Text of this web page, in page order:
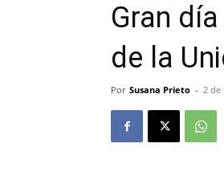
Gran
de la
Por Susana Prieto - 2 de